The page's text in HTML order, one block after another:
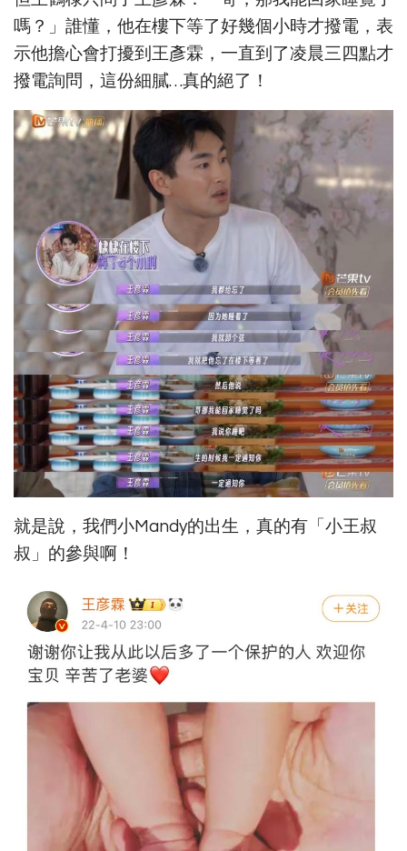
嗎？」誰懂，他在樓下等了好幾個小時才撥電，表
示他擔心會打擾到王彥霖，一直到了凌晨三四點才
撥電詢問，這份細膩…真的絕了！
就是說，我們小Mandy的出生，真的有「小王叔
叔」的參與啊！